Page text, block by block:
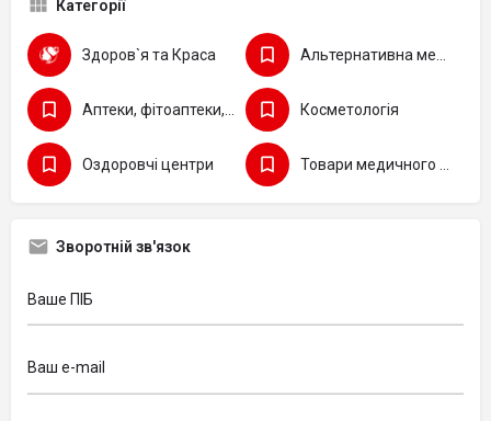
Категорії
Здоров`я та Краса
Косметологія
Оздоровчі центри
Зворотній зв'язок